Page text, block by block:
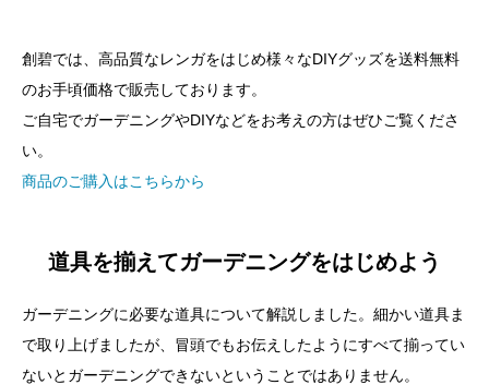
創碧では、高品質なレンガをはじめ様々なDIYグッズを送料無料
のお手頃価格で販売しております。
ご自宅でガーデニングやDIYなどをお考えの方はぜひご覧くださ
い。
商品のご購入はこちらから
道具を揃えてガーデニングをはじめよう
ガーデニングに必要な道具について解説しました。細かい道具ま
で取り上げましたが、冒頭でもお伝えしたようにすべて揃ってい
ないとガーデニングできないということではありません。